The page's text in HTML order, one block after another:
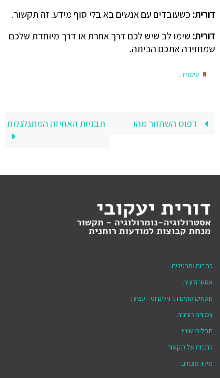
דורית: כשעובדים עם אנשים בא בלי סוף מידע. זה תקשור.
דורית: שימו לב שיש לכם דרך אחרת או דרך מיוחדת שלכם
שמחזירה אתכם הביתה.
סימנייה.
דפוס השחזור מהו תבניות האחיזה המתגלגלות
כתבות ותרגילים
אסטרולוגיה
נושאים שונים תרגילים ומדיטציות
צמיחה רוחנית
תהליכי שינוי
כתבות על תקשור
מילון מונחים